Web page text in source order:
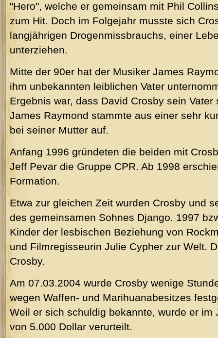
"Hero", welche er gemeinsam mit Phil
zum Hit. Doch im Folgejahr musste sich
langjährigen Drogenmissbrauchs, einer
unterziehen.
Mitte der 90er hat der Musiker James
ihm unbekannten leiblichen Vater
Ergebnis war, dass David Crosby sein
James Raymond stammte aus einer sehr
bei seiner Mutter auf.
Anfang 1996 gründeten die beiden mit
Jeff Pevar die Gruppe CPR. Ab 1998
Formation.
Etwa zur gleichen Zeit wurden Crosby und
des gemeinsamen Sohnes Django. 1997
Kinder der lesbischen Beziehung von
und Filmregisseurin Julie Cypher zur Welt.
Crosby.
Am 07.03.2004 wurde Crosby wenige
wegen Waffen- und Marihuanabesitzes
Weil er sich schuldig bekannte, wurde er im
von 5.000 Dollar verurteilt.